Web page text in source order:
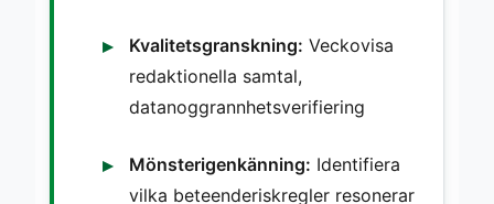
Kvalitetsgranskning: Veckovisa
redaktionella samtal,
datanoggrannhetsverifiering
Mönsterigenkänning: Identifiera
vilka beteenderiskregler resonerar